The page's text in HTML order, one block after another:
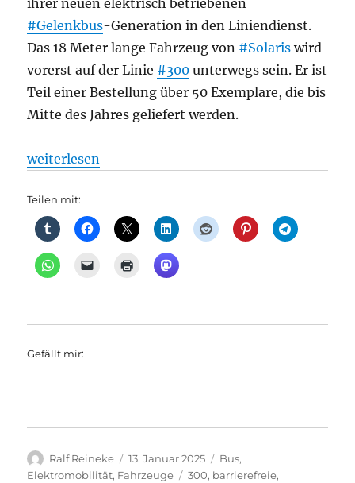
ihrer neuen elektrisch betriebenen
#Gelenkbus-Generation in den Liniendienst.
Das 18 Meter lange Fahrzeug von #Solaris wird
vorerst auf der Linie #300 unterwegs sein. Er ist
Teil einer Bestellung über 50 Exemplare, die bis
Mitte des Jahres geliefert werden.
„Neue Busse stromern durch die Stadt, aus BVG“
weiterlesen
Teilen mit:
Gefällt mir:
Autor
Ralf Reineke
Veröffentlicht
am
13. Januar 2025 Kategorien
Bus,
Elektromobilität, Fahrzeuge Schlagwörter
300, barrierefreie,